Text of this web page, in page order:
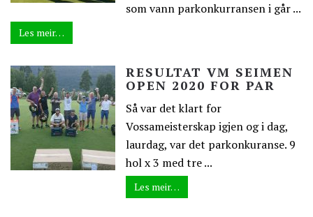
som vann parkonkurransen i går ...
Les meir…
RESULTAT VM SEIMEN
OPEN 2020 FOR PAR
Så var det klart for
Vossameisterskap igjen og i dag,
laurdag, var det parkonkuranse. 9
hol x 3 med tre ...
Les meir…